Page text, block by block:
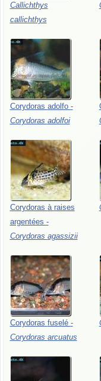
Callichthys
callichthys
Corydoras adolfo -
Corydoras adolfoi
Corydoras à raises
argentées -
Corydoras agassizii
Corydoras fuselé -
Corydoras arcuatus